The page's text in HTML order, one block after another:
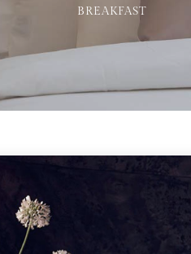
BREAKFAST